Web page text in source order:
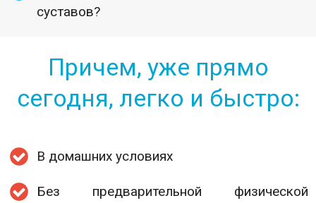
суставов?
Причем, уже прямо
сегодня, легко и быстро:
В домашних условиях
Без предварительной физической